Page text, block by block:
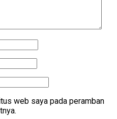
web saya pada peramban